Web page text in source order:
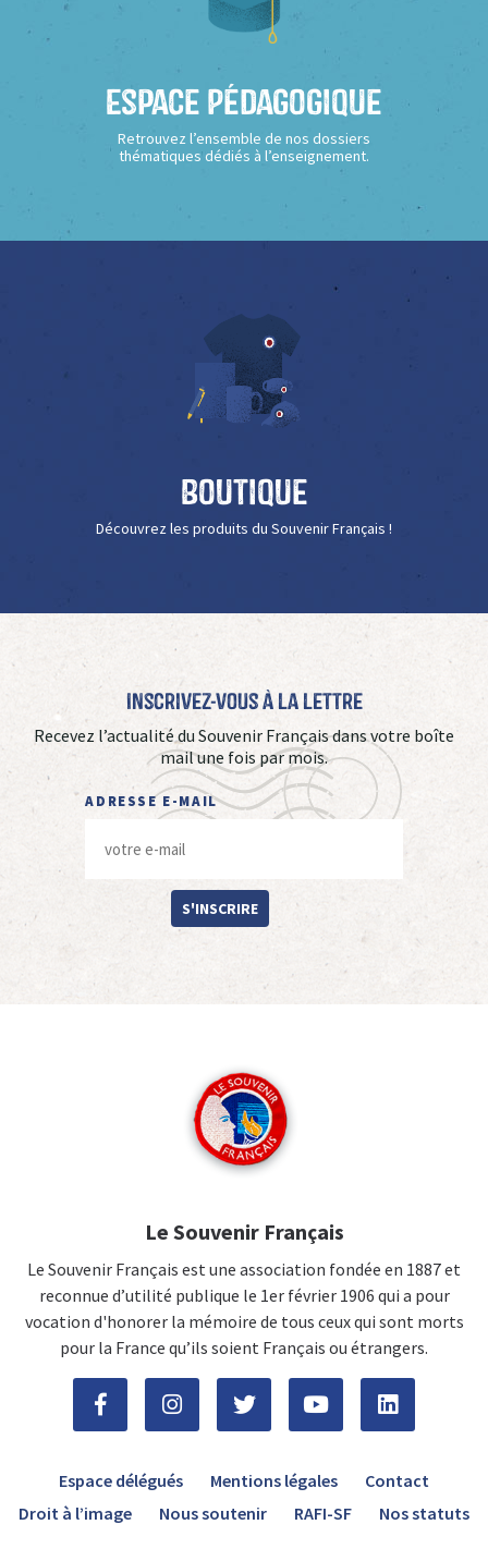
Espace Pédagogique
Retrouvez l’ensemble de nos dossiers
thématiques dédiés à l’enseignement.
Boutique
Découvrez les produits du Souvenir Français !
Inscrivez-vous à La Lettre
Recevez l’actualité du Souvenir Français dans votre boîte
mail une fois par mois.
ADRESSE E-MAIL
S'INSCRIRE
Le Souvenir Français
Le Souvenir Français est une association fondée en 1887 et
reconnue d’utilité publique le 1er février 1906 qui a pour
vocation d'honorer la mémoire de tous ceux qui sont morts
pour la France qu’ils soient Français ou étrangers.
Espace délégués Mentions légales
Contact
Droit à l’image
Nous soutenir RAFI-SF Nos statuts